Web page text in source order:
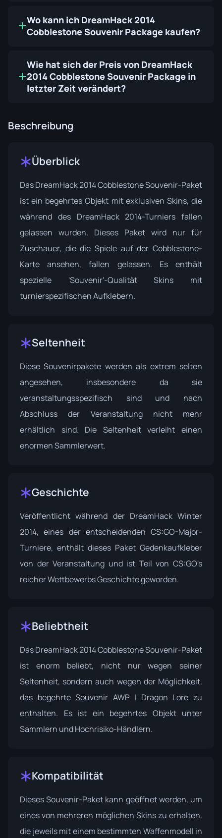
Wo kann ich DreamHack 2014
Cobblestone Souvenir Package kaufen?
Wie hat sich der Preis von DreamHack
2014 Cobblestone Souvenir Package in
letzter Zeit verändert?
Beschreibung
Überblick
Das DreamHack 2014 Cobblestone Souvenir-Paket
ist ein begehrtes Objekt mit exklusiven Skins, die
während des DreamHack 2014-Turniers fallen
gelassen wurden. Dieses Paket wird nur für
Zuschauer, die die Spiele auf der Cobblestone-
Karte ansehen, fallen gelassen. Es enthält
spezielle 'Souvenir'-Qualität Skins mit
turnierspezifischen Aufklebern.
Seltenheit
Diese Souvenirpakete werden als extrem selten
angesehen, insbesondere da sie
veranstaltungsspezifisch sind und nach
Abschluss der Veranstaltung nicht mehr
erhältlich sind. Die Seltenheit verleiht einen
enormen Sammlerwert.
Geschichte
Veröffentlicht während der DreamHack Winter
2014, eines der entscheidenden CS:GO-Major-
Turniere, enthält dieses Paket Gedenkaufkleber
von der Veranstaltung und ist Teil von CS:GO's
reicher Wettbewerbs Geschichte geworden.
Beliebtheit
Das DreamHack 2014 Cobblestone Souvenir-Paket
ist enorm beliebt, nicht nur wegen seiner
Seltenheit, sondern auch wegen der Möglichkeit,
das begehrte Souvenir AWP | Dragon Lore zu
enthalten. Es ist ein begehrtes Objekt unter
Sammlern und Hochrisiko-Händlern.
Kompatibilität
Dieses Souvenir-Paket kann geöffnet werden, um
eines von mehreren möglichen Skins zu erhalten,
die jeweils mit einem bestimmten Waffenmodell in